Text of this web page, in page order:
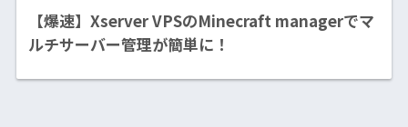
【爆速】Xserver VPSのMinecraft managerでマ
ルチサーバー管理が簡単に！